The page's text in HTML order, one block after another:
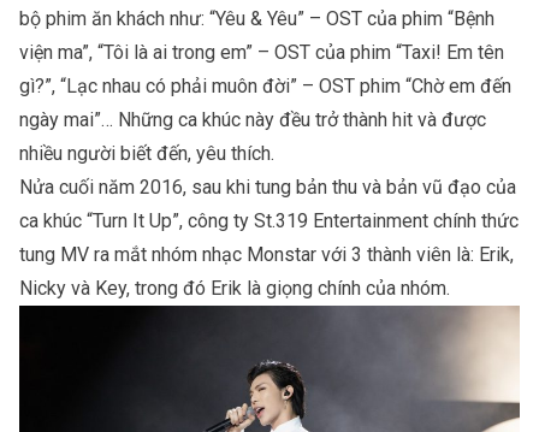
bộ phim ăn khách như: “Yêu & Yêu” – OST của phim “Bệnh
viện ma”, “Tôi là ai trong em” – OST của phim “Taxi! Em tên
gì?”, “Lạc nhau có phải muôn đời” – OST phim “Chờ em đến
ngày mai”… Những ca khúc này đều trở thành hit và được
nhiều người biết đến, yêu thích.
Nửa cuối năm 2016, sau khi tung bản thu và bản vũ đạo của
ca khúc “Turn It Up”, công ty St.319 Entertainment chính thức
tung MV ra mắt nhóm nhạc Monstar với 3 thành viên là: Erik,
Nicky và Key, trong đó Erik là giọng chính của nhóm.